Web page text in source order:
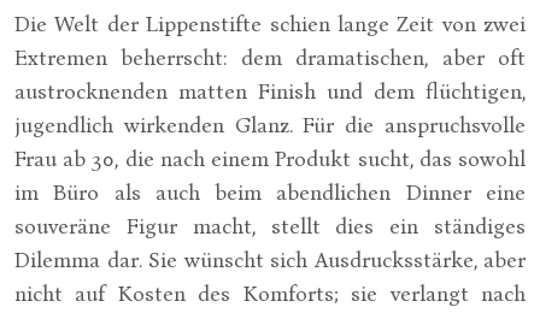
Die Welt der Lippenstifte schien lange Zeit von zwei
Extremen beherrscht: dem dramatischen, aber oft
austrocknenden matten Finish und dem flüchtigen,
jugendlich wirkenden Glanz. Für die anspruchsvolle
Frau ab 30, die nach einem Produkt sucht, das sowohl
im Büro als auch beim abendlichen Dinner eine
souveräne Figur macht, stellt dies ein ständiges
Dilemma dar. Sie wünscht sich Ausdrucksstärke, aber
nicht auf Kosten des Komforts; sie verlangt nach